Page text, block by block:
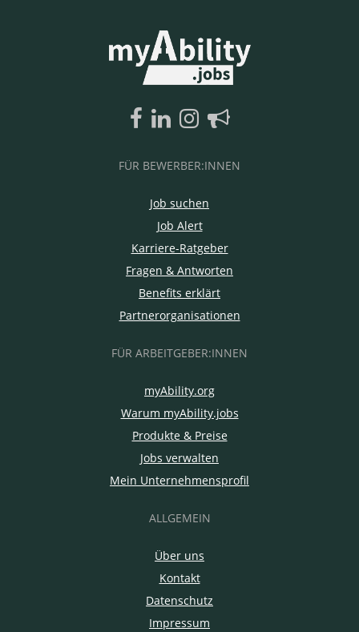
FÜR BEWERBER:INNEN
Job suchen
Job Alert
Karriere-Ratgeber
Fragen & Antworten
Benefits erklärt
Partnerorganisationen
FÜR ARBEITGEBER:INNEN
myAbility.org
Warum myAbility.jobs
Produkte & Preise
Jobs verwalten
Mein Unternehmensprofil
ALLGEMEIN
Über uns
Kontakt
Datenschutz
Impressum